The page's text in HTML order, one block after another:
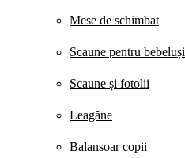
Mese de schimbat
Scaune pentru bebeluși
Scaune și fotolii
Leagăne
Balansoar copii